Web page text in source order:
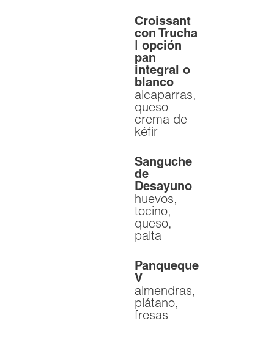
Croissant
con Trucha
| opción
pan
integral o
blanco
alcaparras,
queso
crema de
kéfir
Sanguche
de
Desayuno
huevos,
tocino,
queso,
palta
Panqueque
V
almendras,
plátano,
fresas